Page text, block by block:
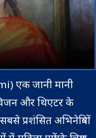
एक जानी मानी
और थिएटर के
प्रशंसित अभिनेत्रियों